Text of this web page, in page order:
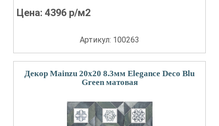
Цена:4396 р/м2
Артикул: 100263
Декор Mainzu 20x20 8.3мм Elegance Deco Blu
Green матовая